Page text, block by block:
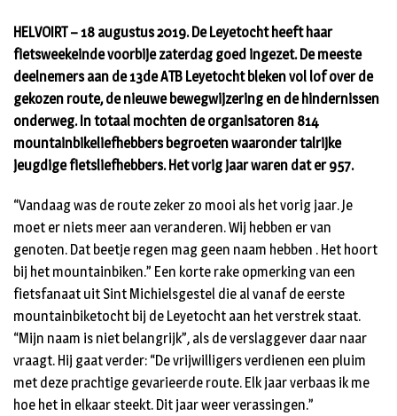
HELVOIRT – 18 augustus 2019. De Leyetocht heeft haar
fietsweekeinde voorbije zaterdag goed ingezet. De meeste
deelnemers aan de 13de ATB Leyetocht bleken vol lof over de
gekozen route, de nieuwe bewegwijzering en de hindernissen
onderweg. In totaal mochten de organisatoren 814
mountainbikeliefhebbers begroeten waaronder talrijke
jeugdige fietsliefhebbers. Het vorig jaar waren dat er 957.
“Vandaag was de route zeker zo mooi als het vorig jaar. Je
moet er niets meer aan veranderen. Wij hebben er van
genoten. Dat beetje regen mag geen naam hebben . Het hoort
bij het mountainbiken.” Een korte rake opmerking van een
fietsfanaat uit Sint Michielsgestel die al vanaf de eerste
mountainbiketocht bij de Leyetocht aan het verstrek staat.
“Mijn naam is niet belangrijk”, als de verslaggever daar naar
vraagt. Hij gaat verder: “De vrijwilligers verdienen een pluim
met deze prachtige gevarieerde route. Elk jaar verbaas ik me
hoe het in elkaar steekt. Dit jaar weer verassingen.”